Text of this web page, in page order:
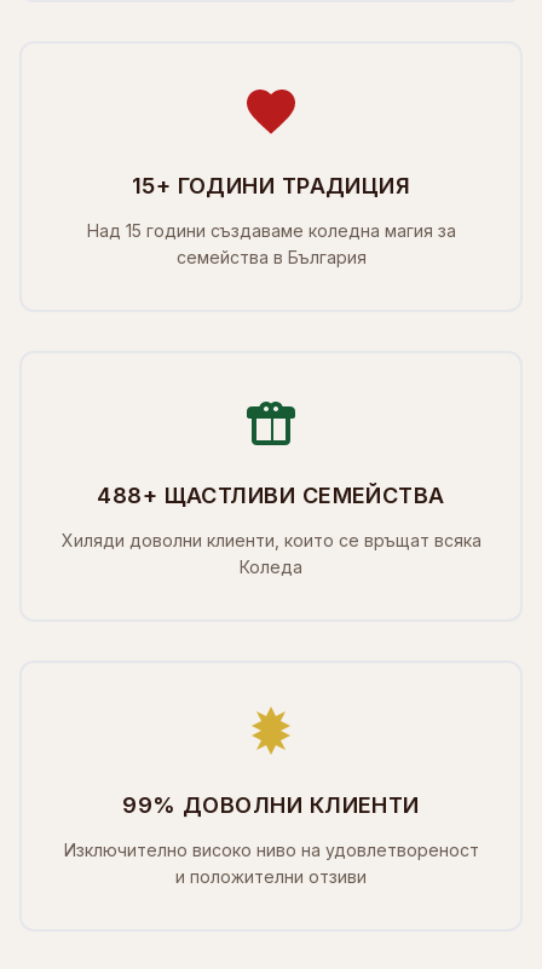
15+ ГОДИНИ ТРАДИЦИЯ
Над 15 години създаваме коледна магия за
семейства в България
488+ ЩАСТЛИВИ СЕМЕЙСТВА
Хиляди доволни клиенти, които се връщат всяка
Коледа
99% ДОВОЛНИ КЛИЕНТИ
Изключително високо ниво на удовлетвореност
и положителни отзиви